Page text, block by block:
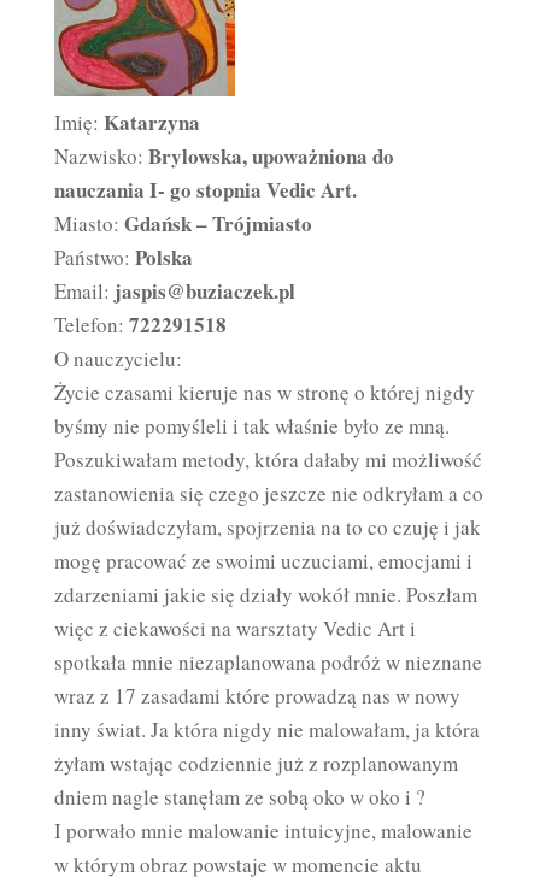
Imię: Katarzyna
Nazwisko: Brylowska, upoważniona do
nauczania I- go stopnia Vedic Art.
Miasto: Gdańsk – Trójmiasto
Państwo: Polska
Email: jaspis@buziaczek.pl
Telefon: 722291518
O nauczycielu:
Życie czasami kieruje nas w stronę o której nigdy
byśmy nie pomyśleli i tak właśnie było ze mną.
Poszukiwałam metody, która dałaby mi możliwość
zastanowienia się czego jeszcze nie odkryłam a co
już doświadczyłam, spojrzenia na to co czuję i jak
mogę pracować ze swoimi uczuciami, emocjami i
zdarzeniami jakie się działy wokół mnie. Poszłam
więc z ciekawości na warsztaty Vedic Art i
spotkała mnie niezaplanowana podróż w nieznane
wraz z 17 zasadami które prowadzą nas w nowy
inny świat. Ja która nigdy nie malowałam, ja która
żyłam wstając codziennie już z rozplanowanym
dniem nagle stanęłam ze sobą oko w oko i ?
I porwało mnie malowanie intuicyjne, malowanie
w którym obraz powstaje w momencie aktu